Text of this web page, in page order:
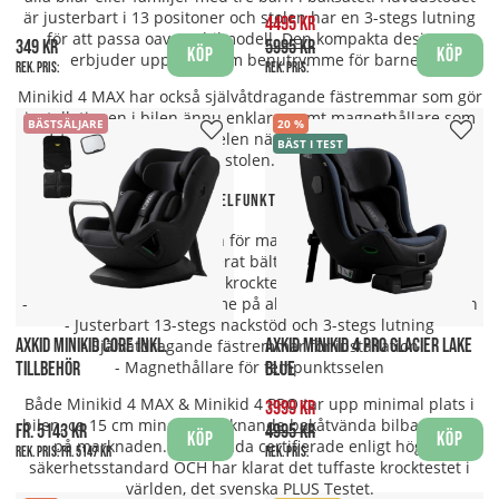
är justerbart i 13 positoner och stolen har en 3-stegs lutning
för att passa oavsett bilmodell. Den kompakta desigen
erbjuder upp till 30 cm benutrymme för barnet.
Minikid 4 MAX har också självåtdragande fästremmar som gör
installationen i bilen ännu enklare, samt magnethållare som
håller undan fempunktsselen när du ska placera ditt barn i
stolen.
Nyckelfunktioner
- CompactFit™ design för maximal platsbesparing
- SafeLock™ integrerat bälteslås med anti-glid
- Plus Test-godkänd och krocktestad bortom standarder
- Upp till 30 cm benutrymme på alla godkända platser i bilen
- Justerbart 13-stegs nackstöd och 3-stegs lutning
- Självåtdragande fästremmar för installation
- Magnethållare för fempunktsselen
Både Minikid 4 MAX & Minikid 4 PRO tar upp minimal plats i
bilen, ca 15 cm mindre än liknande bakåtvända bilbarnstolar
på marknaden. De är båda certifierade enligt högsta
säkerhetsstandard OCH har klarat det tuffaste krocktestet i
världen, det svenska PLUS Testet.
349 kr
Rek. pris:
Köp
4495 kr
5995 kr
Rek. pris:
Köp
BÄSTSÄLJARE
AXKID MINIKID CORE INKL.
TILLBEHÖR
fr. 5143 kr
Rek. pris:fr. 5147 kr
Köp
20
BÄST I TEST
AXKID MINIKID 4 PRO GLACIER LAKE
BLUE
3999 kr
4995 kr
Rek. pris:
Köp